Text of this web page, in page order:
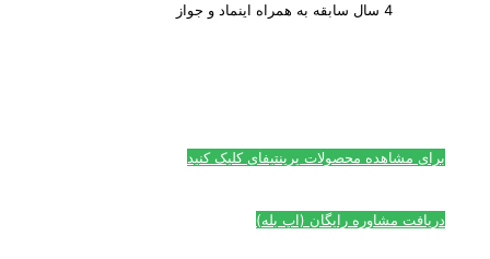
4 سال سابقه به همراه اینماد و جواز
برای مشاهده محصولات پرینتیفای کلیک کنید
دریافت مشاوره رایگان (اپ بله)